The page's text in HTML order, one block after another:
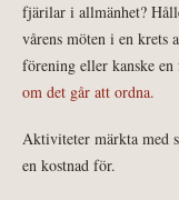
fjärilar i allmänhet?
vårens möten i en krets
förening eller kanske
om det går att ordna.
Aktiviteter märkta med
en kostnad för.